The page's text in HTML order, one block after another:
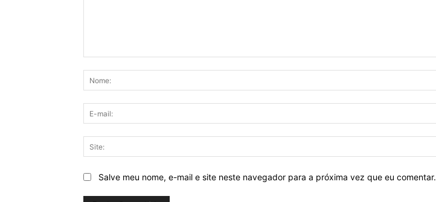
Salve meu nome, e-mail e site neste navegador para a próxima vez que eu comentar.